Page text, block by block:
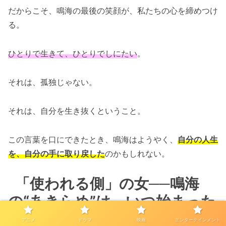
だからこそ、鳴海の最後の笑顔が、私たちの心を締めつけ
る。
ひとりで生きて、ひとりでしにたい。
それは、孤独じゃない。
それは、自分を生き抜くということ。
この言葉を口にできたとき、鳴海はようやく、 自分の人生
を、自分の手に取り戻したのかもしれない。
「使われる側」の女──鳴海
の“あきらめ”は、いつ始まった
んだろう
アニメ ドラマ 映画 エンターテインメント